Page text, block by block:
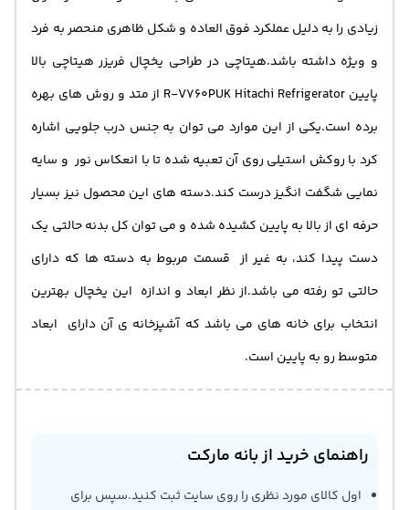
زیادی را به دلیل عملکرد فوق العاده و شکل ظاهری منحصر به فرد
و ویژه داشته باشد.هیتاچی در طراحی یخچال فریزرهیتاچی بالا
پایین R-V760PUK Hitachi Refrigerator از متد و روش های بهره
برده است.یکی از این موارد می توان به جنس درب جلویی اشاره
کرد با روکش استیلی روی آن تعبیه شده تا با انعکاس نور و سایه
نمایی شگفت انگیز درست کند.دسته های این محصول نیز بسیار
حرفه ای از بالا به پایین کشیده شده و می توان کل بدنه حالتی یک
دست پیدا کند، به غیر از قسمت مربوط به دسته ها که دارای
حالتی تو رفته می باشد.از نظر ابعاد و اندازه این یخچال بهترین
انتخاب برای خانه های می باشد که آشپزخانه ی آن دارای ابعاد
متوسط رو به پایین است.
راهنمای خرید از بانه مارکت
اول کالای مورد نظری را روی سایت ثبت کنید.سپس برای